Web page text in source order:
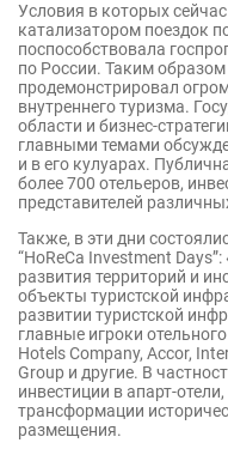
Условия в которых
катализатором поездок
поспособствовала
по России. Таким
продемонстрировал
внутреннего туризма.
области и бизнес-
главными темами
и в его кулуарах.
более 700 отельеров,
представителей
Также, в эти дни
“HoReCa Investment
развития территорий и
объекты туристской
развитии туристской
главные игроки
Hotels Company, Accor,
Group и другие. В
инвестиции в апарт-
трансформации
размещения.